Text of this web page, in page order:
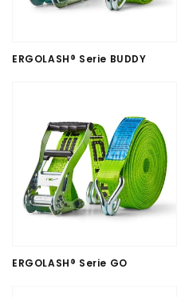
ERGOLASH® Serie BUDDY
ERGOLASH® Serie GO